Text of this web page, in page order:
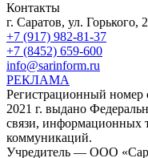
Контакты
г. Саратов, ул. Горького,
+7 (917) 982-81-37
+7 (8452) 659-600
info@sarinform.ru
РЕКЛАМА
Регистрационный
2021 г. выдано
связи, информационных
коммуникаций.
Учредитель — ООО